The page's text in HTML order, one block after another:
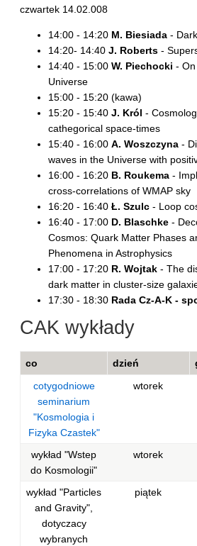
czwartek 14.02.008
14:00 - 14:20 M. Biesiada -
14:20- 14:40 J. Roberts -
14:40 - 15:00 W. Piechocki -
Universe
15:00 - 15:20 (kawa)
15:20 - 15:40 J. Król -
cathegorical space-times
15:40 - 16:00 A. Woszczyna -
waves in the Universe with
16:00 - 16:20 B. Roukema -
cross-correlations of WMAP sky
16:20 - 16:40 Ł. Szulc - Loop
16:40 - 17:00 D. Blaschke -
Cosmos: Quark Matter Phases
Phenomena in Astrophysics
17:00 - 17:20 R. Wojtak - The
dark matter in cluster-size
17:30 - 18:30 Rada Cz-A-K -
CAK wykłady
co dzień
cotygodniowe
seminarium
"Kosmologia i
Fizyka Czastek"
wtorek
wykład "Wstep
do Kosmologii"
wtorek
wykład "Particles
and Gravity",
dotyczacy
wybranych
piątek